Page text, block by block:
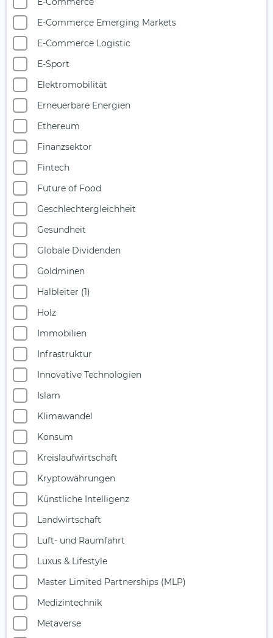
E-Commerce Emerging Markets
E-Commerce Logistic
E-Sport
Elektromobilität
Erneuerbare Energien
Ethereum
Finanzsektor
Fintech
Future of Food
Geschlechtergleichheit
Gesundheit
Globale Dividenden
Goldminen
Halbleiter (1)
Holz
Immobilien
Infrastruktur
Innovative Technologien
Islam
Klimawandel
Konsum
Kreislaufwirtschaft
Kryptowährungen
Künstliche Intelligenz
Landwirtschaft
Luft- und Raumfahrt
Luxus & Lifestyle
Master Limited Partnerships (MLP)
Medizintechnik
Metaverse